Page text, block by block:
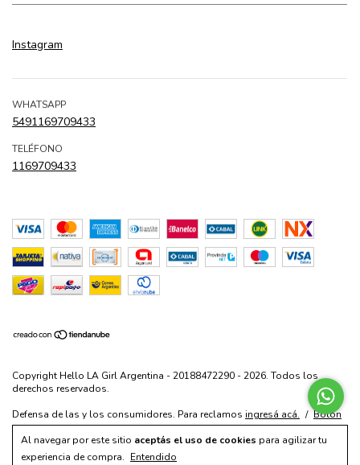
Al navegar por este sitio aceptás el uso de cookies para agilizar tu
experiencia de compra. Entendido
Instagram
WHATSAPP
5491169709433
TELÉFONO
1169709433
Copyright Hello LA Girl Argentina - 20188472290 - 2026. Todos los
derechos reservados.
Defensa de las y los consumidores. Para reclamos ingresá acá. / Botón